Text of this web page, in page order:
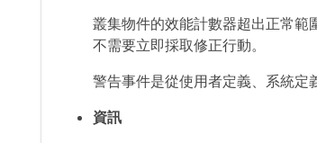
叢集物件的效能計數器超出正常範
不需要立即採取修正行動。
警告事件是從使用者定義、系統定
資訊